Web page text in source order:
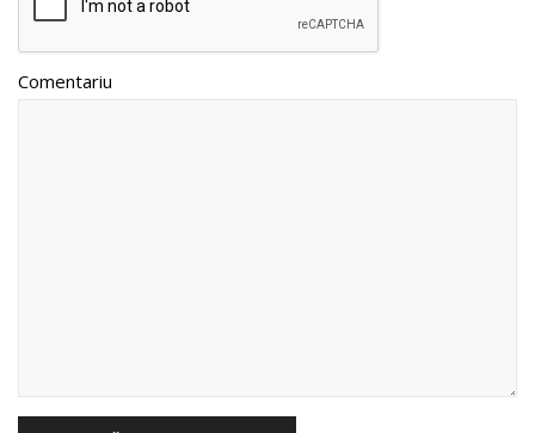
Comentariu